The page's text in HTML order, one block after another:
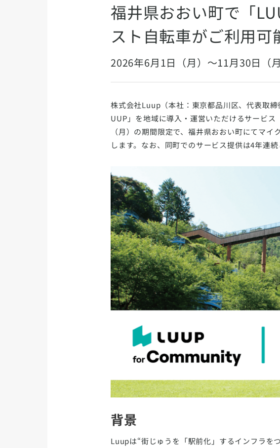
福井県おおい町で「
スト自転車がご利用可
2026年6月1日（月）～11月30日（
株式会社Luup（本社：東京都品川区、代表取
UUP」を地域に導入・運営いただけるサービ
（月）の期間限定で、福井県おおい町にてマ
します。なお、同町でのサービス提供は4年連続
背景
Luupは“街じゅうを「駅前化」するインフラを